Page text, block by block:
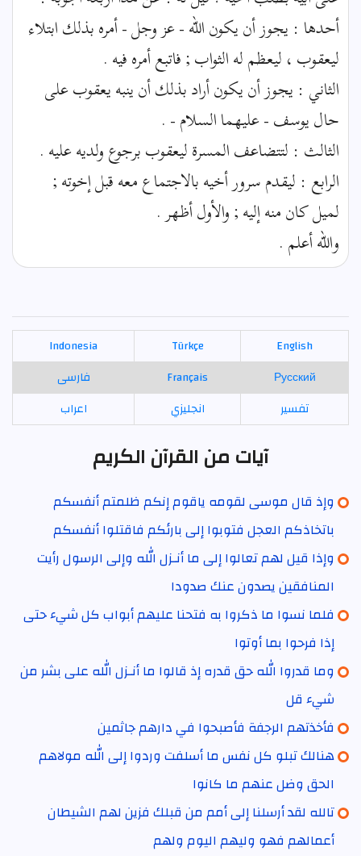
أحدها : يجوز أن يكون الله - عز وجل - أمره بذلك ابتلاء
ليعقوب ، ليعظم له الثواب ; فاتبع أمره فيه .
الثاني : يجوز أن يكون أراد بذلك أن ينبه يعقوب على
حال يوسف - عليهما السلام - .
الثالث : لتتضاعف المسرة ليعقوب برجوع ولديه عليه .
الرابع : ليقدم سرور أخيه بالاجتماع معه قبل إخوته ;
لميل كان منه إليه ; والأول أظهر .
والله أعلم .
English
Türkçe
Indonesia
Русский
Français
فارسی
تفسير
انجليزي اعراب
آيات من القرآن الكريم
وإذ قال موسى لقومه ياقوم إنكم ظلمتم أنفسكم
باتخاذكم العجل فتوبوا إلى بارئكم فاقتلوا أنفسكم
وإذا قيل لهم تعالوا إلى ما أنـزل الله وإلى الرسول رأيت
المنافقين يصدون عنك صدودا
فلما نسوا ما ذكروا به فتحنا عليهم أبواب كل شيء حتى
إذا فرحوا بما أوتوا
وما قدروا الله حق قدره إذ قالوا ما أنـزل الله على بشر من
شيء قل
فأخذتهم الرجفة فأصبحوا في دارهم جاثمين
هنالك تبلو كل نفس ما أسلفت وردوا إلى الله مولاهم
الحق وضل عنهم ما كانوا
تالله لقد أرسلنا إلى أمم من قبلك فزين لهم الشيطان
أعمالهم فهو وليهم اليوم ولهم